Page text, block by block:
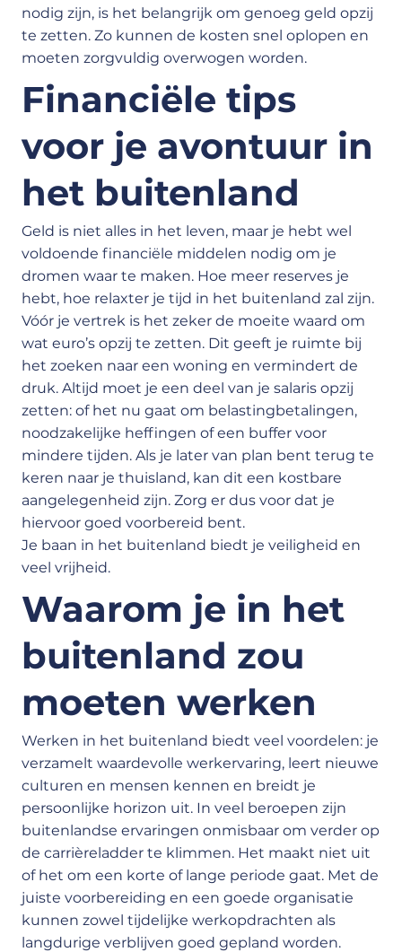
nodig zijn, is het belangrijk om genoeg geld opzij
te zetten. Zo kunnen de kosten snel oplopen en
moeten zorgvuldig overwogen worden.
Financiële tips
voor je avontuur in
het buitenland
Geld is niet alles in het leven, maar je hebt wel
voldoende financiële middelen nodig om je
dromen waar te maken. Hoe meer reserves je
hebt, hoe relaxter je tijd in het buitenland zal zijn.
Vóór je vertrek is het zeker de moeite waard om
wat euro’s opzij te zetten. Dit geeft je ruimte bij
het zoeken naar een woning en vermindert de
druk. Altijd moet je een deel van je salaris opzij
zetten: of het nu gaat om belastingbetalingen,
noodzakelijke heffingen of een buffer voor
mindere tijden. Als je later van plan bent terug te
keren naar je thuisland, kan dit een kostbare
aangelegenheid zijn. Zorg er dus voor dat je
hiervoor goed voorbereid bent.
Je baan in het buitenland biedt je veiligheid en
veel vrijheid.
Waarom je in het
buitenland zou
moeten werken
Werken in het buitenland biedt veel voordelen: je
verzamelt waardevolle werkervaring, leert nieuwe
culturen en mensen kennen en breidt je
persoonlijke horizon uit. In veel beroepen zijn
buitenlandse ervaringen onmisbaar om verder op
de carrièreladder te klimmen. Het maakt niet uit
of het om een korte of lange periode gaat. Met de
juiste voorbereiding en een goede organisatie
kunnen zowel tijdelijke werkopdrachten als
langdurige verblijven goed gepland worden.